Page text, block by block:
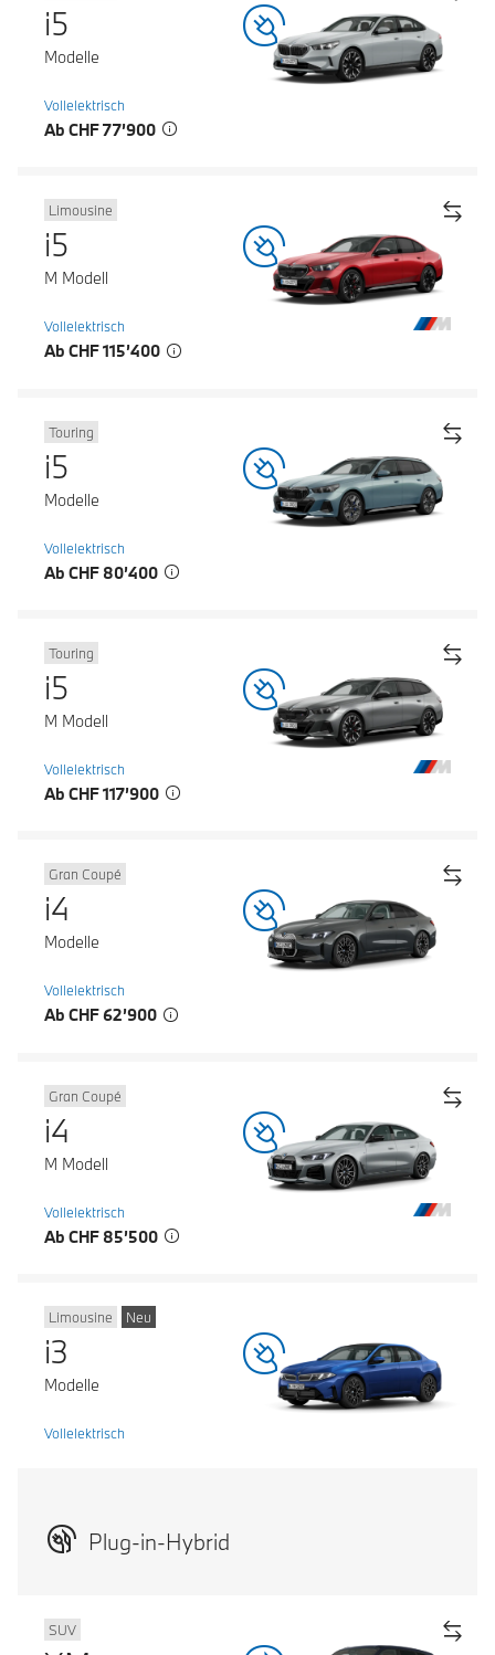
i5
Modelle
Vollelektrisch
Ab CHF 77’900
Limousine
i5
M Modell
Vollelektrisch
Ab CHF 115’400
Touring
i5
Modelle
Vollelektrisch
Ab CHF 80’400
Touring
i5
M Modell
Vollelektrisch
Ab CHF 117’900
Gran Coupé
i4
Modelle
Vollelektrisch
Ab CHF 62’900
Gran Coupé
i4
M Modell
Vollelektrisch
Ab CHF 85’500
Limousine Neu
i3
Modelle
Vollelektrisch
Plug-in-Hybrid
SUV